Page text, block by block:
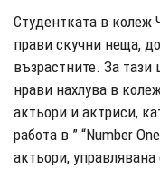
Студентката в колеж
прави скучни неща,
възрастните. За
нрави нахлува в
актьори и актриси,
работа в ” “Number
актьори,